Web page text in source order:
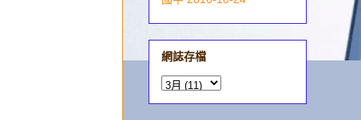
網誌存檔